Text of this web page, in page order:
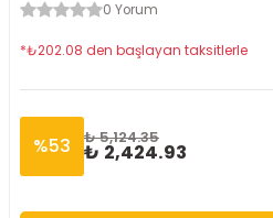
0 Yorum
*₺202.08 den başlayan taksitlerle
%53 ₺ 5,124.35
₺ 2,424.93